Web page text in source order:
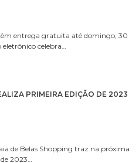
entrega gratuita até domingo, 30
celebra…
PRIMEIRA EDIÇÃO DE 2023
de Belas Shopping traz na próxima
2023…